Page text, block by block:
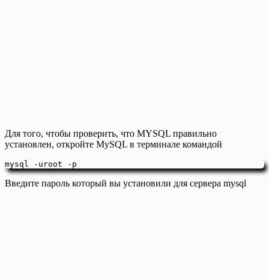
Для того, чтобы проверить, что MYSQL правильно
установлен, откройте MySQL в терминале командой
mysql -uroot -p
Введите пароль который вы установили для сервера mysql